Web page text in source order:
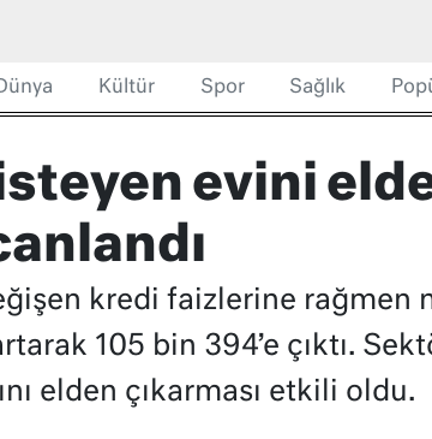
Kültür Spor Sağlık
evini
kredi faizlerine rağmen
105 bin 394’e çıktı.
elden çıkarması etkili oldu.